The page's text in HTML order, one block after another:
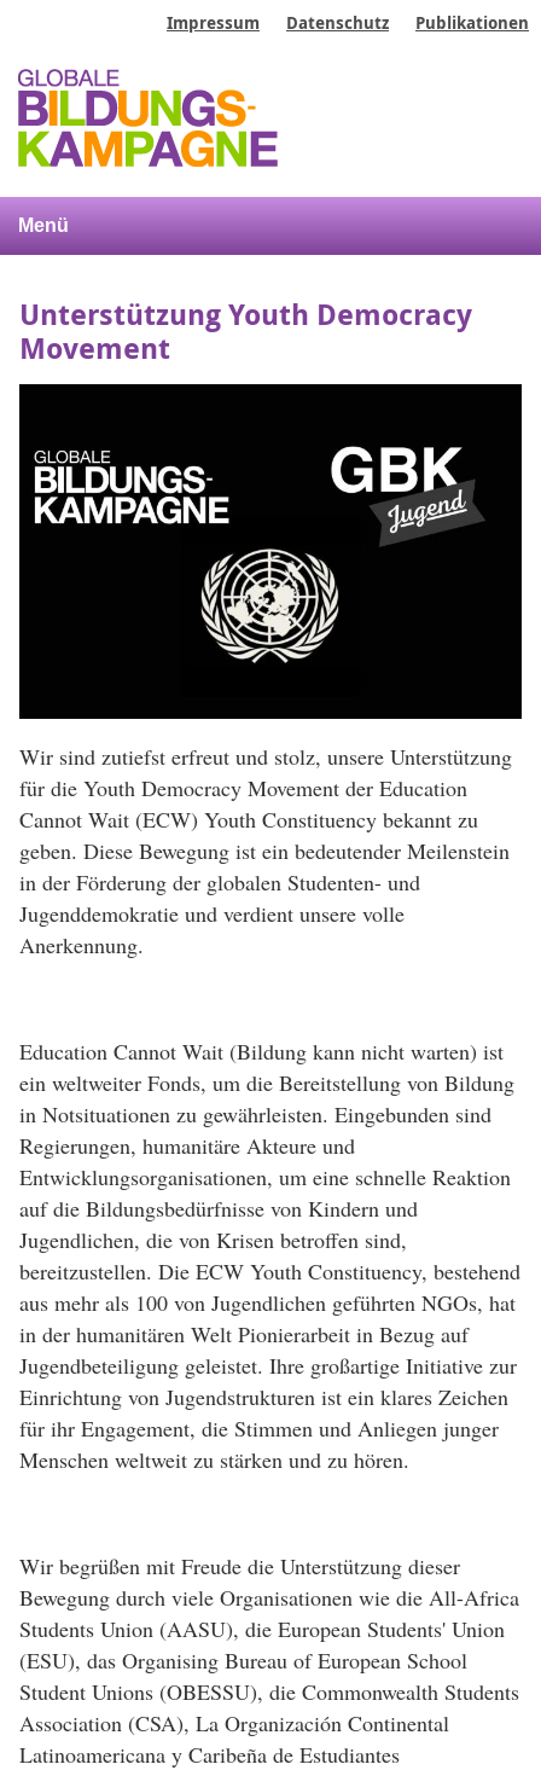
Impressum Datenschutz Publikationen
Menü
Unterstützung Youth Democracy
Movement
Wir sind zutiefst erfreut und stolz, unsere Unterstützung
für die Youth Democracy Movement der Education
Cannot Wait (ECW) Youth Constituency bekannt zu
geben. Diese Bewegung ist ein bedeutender Meilenstein
in der Förderung der globalen Studenten- und
Jugenddemokratie und verdient unsere volle
Anerkennung.
Education Cannot Wait (Bildung kann nicht warten) ist
ein weltweiter Fonds, um die Bereitstellung von Bildung
in Notsituationen zu gewährleisten. Eingebunden sind
Regierungen, humanitäre Akteure und
Entwicklungsorganisationen, um eine schnelle Reaktion
auf die Bildungsbedürfnisse von Kindern und
Jugendlichen, die von Krisen betroffen sind,
bereitzustellen. Die ECW Youth Constituency, bestehend
aus mehr als 100 von Jugendlichen geführten NGOs, hat
in der humanitären Welt Pionierarbeit in Bezug auf
Jugendbeteiligung geleistet. Ihre großartige Initiative zur
Einrichtung von Jugendstrukturen ist ein klares Zeichen
für ihr Engagement, die Stimmen und Anliegen junger
Menschen weltweit zu stärken und zu hören.
Wir begrüßen mit Freude die Unterstützung dieser
Bewegung durch viele Organisationen wie die All-Africa
Students Union (AASU), die European Students' Union
(ESU), das Organising Bureau of European School
Student Unions (OBESSU), die Commonwealth Students
Association (CSA), La Organización Continental
Latinoamericana y Caribeña de Estudiantes